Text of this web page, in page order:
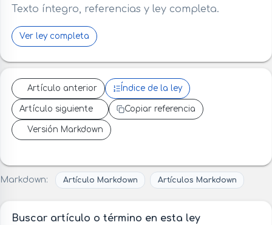
Texto íntegro, referencias y ley completa.
Ver ley completa
Artículo anterior Índice de la ley
Artículo siguiente Copiar referencia
Versión Markdown
Markdown: Artículo Markdown Artículos Markdown
Buscar artículo o término en esta ley